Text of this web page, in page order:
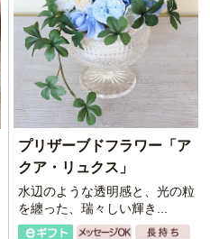
プリザーブドフラワー「ア
クア・リュクス」
水辺のような透明感と、光の粒
を纏った、瑞々しい輝き...